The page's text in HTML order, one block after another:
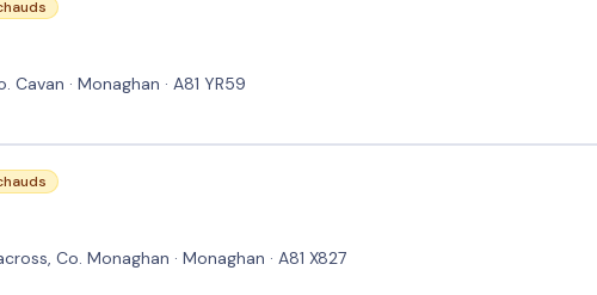
· Monaghan · A81 YR59
Co. Monaghan · Monaghan · A81 X827